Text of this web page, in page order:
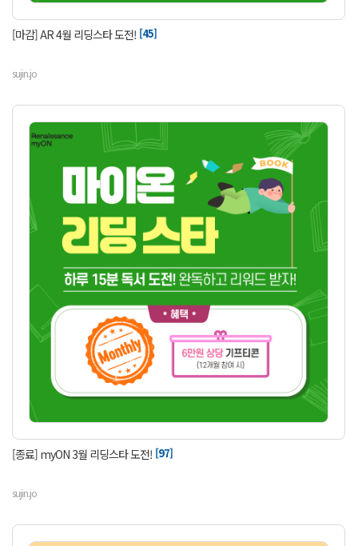
[마감] AR 4월 리딩스타 도전! [45]
sujin.jo
[종료] myON 3월 리딩스타 도전! [97]
sujin.jo